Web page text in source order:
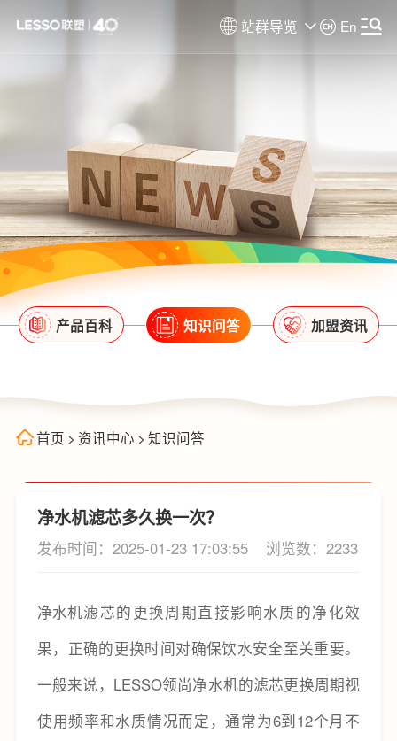
站群导览 En
产品百科 知识问答 加盟资讯
首页 > 资讯中心 > 知识问答
净水机滤芯多久换一次？
发布时间：2025-01-23 17:03:55 浏览数：2233
净水机滤芯的更换周期直接影响水质的净化效
果，正确的更换时间对确保饮水安全至关重要。
一般来说，LESSO领尚净水机的滤芯更换周期视
使用频率和水质情况而定，通常为6到12个月不